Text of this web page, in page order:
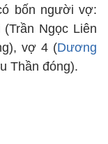
bốn người vợ:
Ngọc Liên
vợ 4 (Dương
Thần đóng).